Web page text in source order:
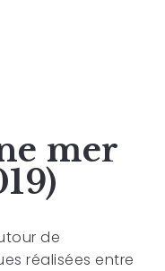
mer
de
réalisées entre